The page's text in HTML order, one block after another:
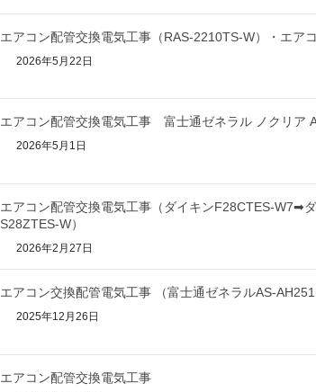
エアコン配管交換電気工事（RAS-2210TS-W）・エア
2026年5月22日
エアコン配管交換電気工事 富士通ゼネラル ノクリア
2026年5月1日
エアコン配管交換電気工事（ダイキンF28CTES-W7➡
S28ZTES-W）
2026年2月27日
エアコン交換配管電気工事 （富士通ゼネラルAS-
2025年12月26日
エアコン配管交換電気工事